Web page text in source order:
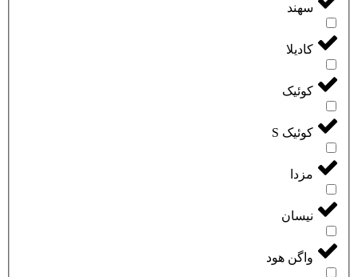
سهند
کادیلا
کوئیک
کوئیک S
مزدا
نیسان
واگن هود